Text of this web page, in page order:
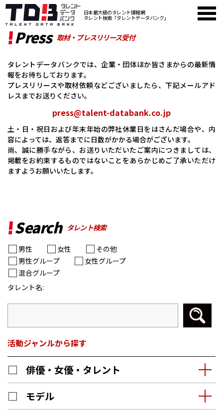
日本最大級のタレント情報網
タレント検索「タレントデータバンク」
Press 取材・プレスリリース受付
タレントデータバンクでは、企業・団体ほか皆さまからの最新情
報をお待ちしております。
プレスリリースや取材依頼などございましたら、下記メールアド
レスまでお送りください。
press@talent-databank.co.jp
土・日・祝日および年末年始の弊社休業日をはさんだ場合や、内
容によっては、返答までに日数がかかる場合がございます。
尚、誠に勝手ながら、お送りいただいたご案内につきましては、
掲載をお約束するものではないことをあらかじめご了承いただけ
ますようお願いいたします。
Search タレント検索
タレント名:
男性 女性
その他
男性グループ
女性グループ
混合グループ
活動ジャンルから探す
俳優・女優・タレント
モデル